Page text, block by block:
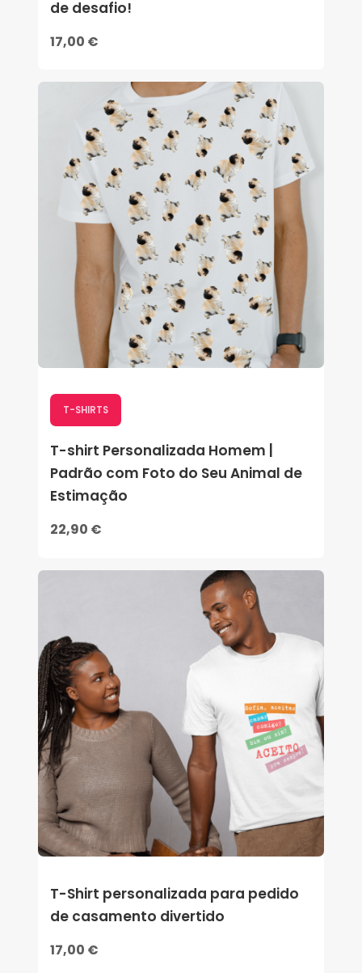
de desafio!
17,00 €
T-SHIRTS
T-shirt Personalizada Homem |
Padrão com Foto do Seu Animal de
Estimação
22,90 €
T-Shirt personalizada para pedido
de casamento divertido
17,00 €